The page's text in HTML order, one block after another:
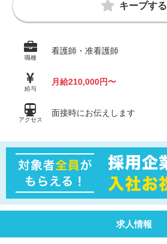
キープする
職種
看護師・准看護師
給与
月給210,000円〜
アクセス
面接時にお伝えします
求人情報